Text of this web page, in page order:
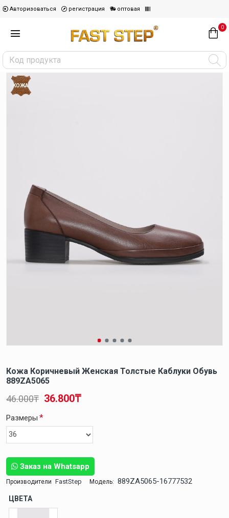
Авторизоваться регистрация оптовая
0
КОЖА
Кожа Коричневый Женская Толстые Каблуки Обувь
889ZA5065
Заказ на Whatsapp
Производители FastStep Модель: 889ZA5065-16777532
36.800₸
46.000₸
Размеры
ЦВЕТА